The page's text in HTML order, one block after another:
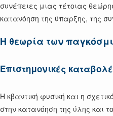
συνέπειες μιας τέτοιας
κατανόηση της ύπαρξης, της
Η θεωρία των
Επιστημονικές
Η κβαντική φυσική και η
στην κατανόηση της ύλης και